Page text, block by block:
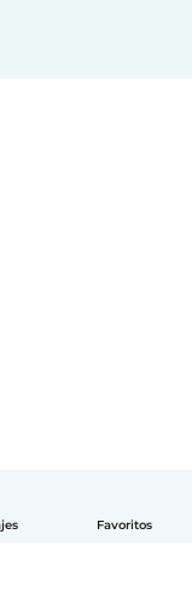
Favoritos